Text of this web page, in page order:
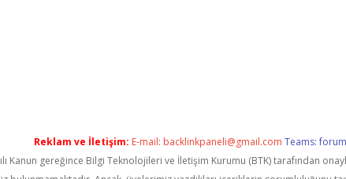
Reklam ve İletişim: E-mail: backlinkpaneli@gmail.com Teams:
Kanun gereğince Bilgi Teknolojileri ve İletişim Kurumu (BTK) tarafından